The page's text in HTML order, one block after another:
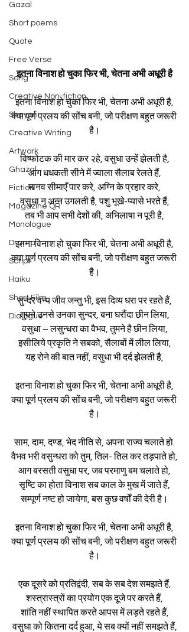
Gazal
Short poems
Quote
Free Verse
Song
Creative Non-fiction
Shayari
Creative Writing
Artwork
Ghazal
Fiction
Magazine QR
Monologue
Drama
Script
Haiku
Short Film
Dialogue
इतना विनाश हो चुका फिर भी, चेतना अभी अधूरी है
इतना विनाश हो चुका फिर भी, चेतना अभी अधूरी है,
क्या पूर्ण प्रलय की सोंच बनी, जो परीक्षण बहुत जरूरी
है।
विष्फोटक की मार कर २हे, वसुधा उन्हें झेलती है,
आग धध‌कती सीने में ज्वाला सैलाब रेलते हैं,
मानव सीमाएँ पार करे, अग्नि के प्रहार करे,
वसुधा न अन्न उगलती है, पशु भूखे-प्यासे भरते हैं,
तब भी आप सभी देशों की, अभिलाषा न पूरी है,
इतना विनाश हो चुका फिर भी, चेतना अभी अधूरी है,
क्या पूर्ण प्रलय की सोंच बनी, जो परीक्षण बहुत जरूरी
है।
सुन्दर वन्य जीव जन्तु भी, इस दिव्य धरा पर रहते हैं,
तुमने उनसे उनका सुन्दर, बना घरौंदा छीन लिया,
वसुधा – लसुन्धरा का वैभव, तुमने है छीन लिया,
इसीलिये प्रकृति ने सबको, सैलाबों में लील लिया,
यह रोने की बात नहीं, वसुधा भी दर्द झेलती है,
इतना विनाश हो चुका फिर भी, चेतना अभी अधूरी है,
क्या पूर्ण प्रलय की सोंच बनी, जो परीक्षण बहुत जरूरी
है।
साम, दाम, दण्ड, भेद नीति से, अपना राज्य चलाते हो.
वैभव भरी वसुन्धरा को तुम, तिल- तिल कर तड़पाते हो,
आग बरसती वसुधा पर, जब परमाणु बम चलाते हो,
सृष्टि का होता विनाश सब काल के मुख में जाते हैं,
सम्पूर्ण नष्ट हो जायेगा, बस कुछ वर्षों की देरी है।
इतना विनाश हो चुका फिर भी, चेतना अभी अधूरी है,
क्या पूर्ण प्रलय की सोंच बनी, जो परीक्षण बहुत जरूरी
है।
एक दूसरे को प्रतिद्वंदी, सब के सब देश समझते हैं,
शस्त्रास्त्रों का प्रयोग एक दूजे पर करते हैं,
शांति नहीं स्थापित करते आपस में लड़ते रहते हैं,
वसुधा को कितना दर्द हुआ, ये सब क्यों नहीं समझते हैं,